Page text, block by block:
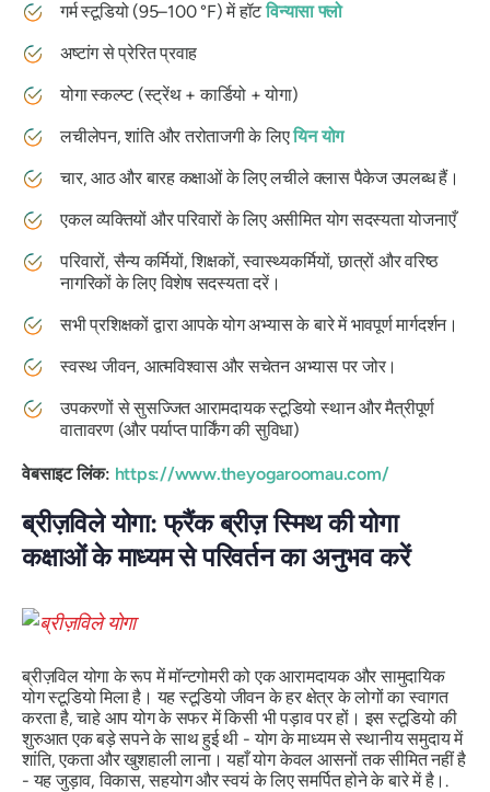
गर्म स्टूडियो (95–100 °F) में हॉटविन्यासा फ्लो
अष्टांग से प्रेरित प्रवाह
योगा स्कल्प्ट (स्ट्रेंथ + कार्डियो + योगा)
लचीलेपन, शांति और तरोताजगी के लिएयिन योग
चार, आठ और बारह कक्षाओं के लिए लचीले क्लास पैकेज उपलब्ध हैं।
एकल व्यक्तियों और परिवारों के लिए असीमित योग सदस्यता योजनाएँ
परिवारों, सैन्य कर्मियों, शिक्षकों, स्वास्थ्यकर्मियों, छात्रों और वरिष्ठ
नागरिकों के लिए विशेष सदस्यता दरें।
सभी प्रशिक्षकों द्वारा आपके योग अभ्यास के बारे में भावपूर्ण मार्गदर्शन।
स्वस्थ जीवन, आत्मविश्वास और सचेतन अभ्यास पर जोर।
उपकरणों से सुसज्जित आरामदायक स्टूडियो स्थान और मैत्रीपूर्ण
वातावरण (और पर्याप्त पार्किंग की सुविधा)
वेबसाइट लिंक: https://www.theyogaroomau.com/
ब्रीज़विले योगा: फ्रैंक ब्रीज़ स्मिथ की योगा
कक्षाओं के माध्यम से परिवर्तन का अनुभव करें
ब्रीज़विल योगा के रूप में मॉन्टगोमरी को एक आरामदायक और सामुदायिक
योग स्टूडियो मिला है। यह स्टूडियो जीवन के हर क्षेत्र के लोगों का स्वागत
करता है, चाहे आप योग के सफर में किसी भी पड़ाव पर हों। इस स्टूडियो की
शुरुआत एक बड़े सपने के साथ हुई थी - योग के माध्यम से स्थानीय समुदाय में
शांति, एकता और खुशहाली लाना। यहाँ योग केवल आसनों तक सीमित नहीं है
- यह जुड़ाव, विकास, सहयोग और स्वयं के लिए समर्पित होने के बारे में है।.